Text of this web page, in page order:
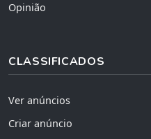
Opinião
CLASSIFICADOS
Ver anúncios
Criar anúncio